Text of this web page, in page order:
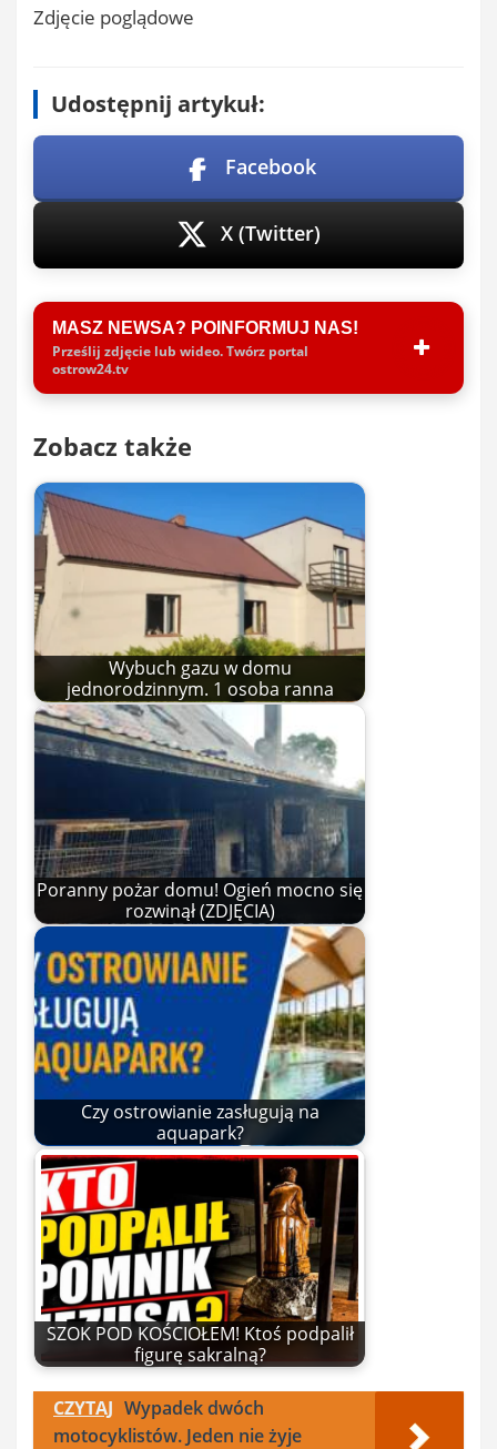
Zdjęcie poglądowe
Udostępnij artykuł:
Facebook
X (Twitter)
MASZ NEWSA? POINFORMUJ NAS!
Prześlij zdjęcie lub wideo. Twórz portal
ostrow24.tv
Zobacz także
Wybuch gazu w domu
jednorodzinnym. 1 osoba ranna
Poranny pożar domu! Ogień mocno się
rozwinął (ZDJĘCIA)
Czy ostrowianie zasługują na
aquapark?
SZOK POD KOŚCIOŁEM! Ktoś podpalił
figurę sakralną?
CZYTAJ Wypadek dwóch
motocyklistów. Jeden nie żyje